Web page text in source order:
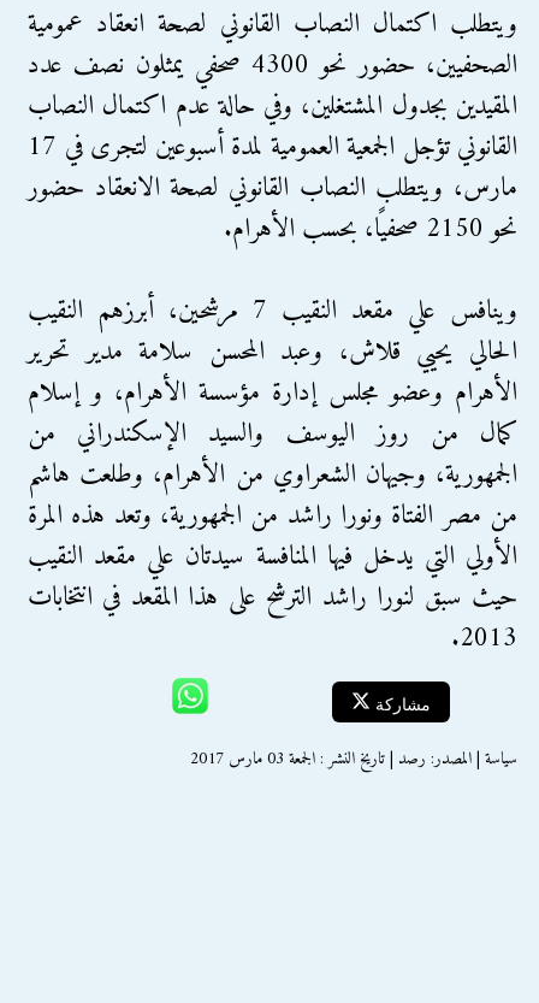
ويتطلب اكتمال النصاب القانوني لصحة انعقاد عمومية
الصحفيين، حضور نحو 4300 صحفي يمثلون نصف عدد
المقيدين بجدول المشتغلين، وفي حالة عدم اكتمال النصاب
القانوني تؤجل الجمعية العمومية لمدة أسبوعين لتجرى في 17
مارس، ويتطلب النصاب القانوني لصحة الانعقاد حضور
نحو 2150 صحفيًا، بحسب الأهرام.
وينافس علي مقعد النقيب 7 مرشحين، أبرزهم النقيب
الحالي يحيي قلاش، وعبد المحسن سلامة مدير تحرير
الأهرام وعضو مجلس إدارة مؤسسة الأهرام، و إسلام
كمال من روز اليوسف والسيد الإسكندراني من
الجمهورية، وجيهان الشعراوي من الأهرام، وطلعت هاشم
من مصر الفتاة ونورا راشد من الجمهورية، وتعد هذه المرة
الأولي التي يدخل فيها المنافسة سيدتان علي مقعد النقيب
حيث سبق لنورا راشد الترشح على هذا المقعد في انتخابات
2013.
مشاركة
سياسة | المصدر: رصد | تاريخ النشر : الجمعة 03 مارس 2017